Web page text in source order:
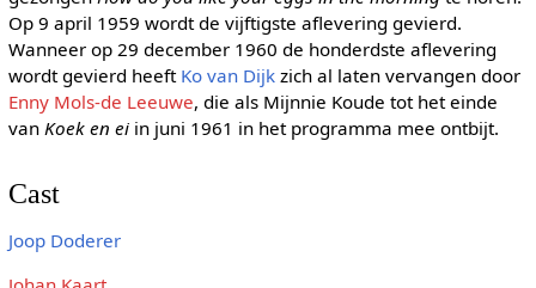
Op 9 april 1959 wordt de vijftigste aflevering gevierd.
Wanneer op 29 december 1960 de honderdste aflevering
wordt gevierd heeft Ko van Dijkzich al laten vervangen door
Enny Mols-de Leeuwe, die als Mijnnie Koude tot het einde
van Koek en eiin juni 1961 in het programma mee ontbijt.
Cast
Joop Doderer